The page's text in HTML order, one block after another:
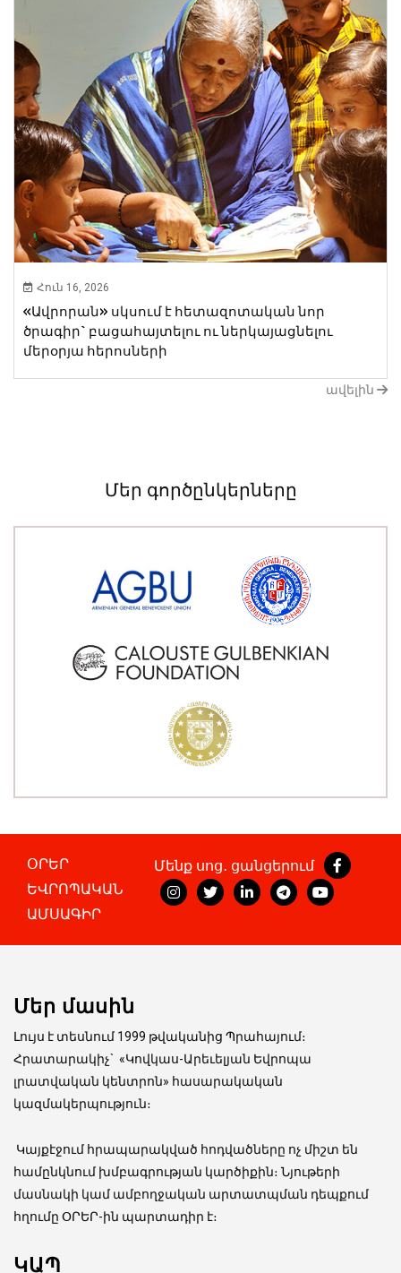
Հուն 16, 2026
«Ավրորան» սկսում է հետազոտական նոր ​​
ծրագիր` բացահայտելու ու ներկայացնելու
մերօրյա հերոսների
ավելին
Մեր գործընկերները
ՕՐԵՐ
ԵՎՐՈՊԱԿԱՆ
ԱՄՍԱԳԻՐ
Մենք սոց․ ցանցերում
Մեր մասին
Լույս է տեսնում 1999 թվականից Պրահայում։
Հրատարակիչ` «Կովկաս-Արեւելյան Եվրոպա
լրատվական կենտրոն» հասարակական
կազմակերպություն։
Կայքէջում հրապարակված հոդվածները ոչ միշտ են
համընկնում խմբագրության կարծիքին։ Նյութերի
մասնակի կամ ամբողջական արտատպման դեպքում
հղումը ՕՐԵՐ-ին պարտադիր է։
ԿԱՊ